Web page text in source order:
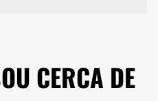
CERCA DE